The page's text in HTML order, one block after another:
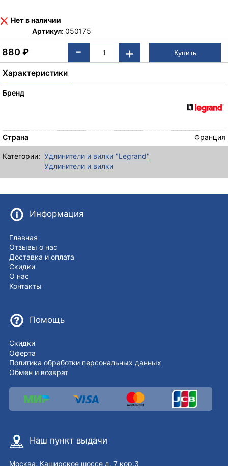
Нет в наличии
Артикул:050175
880₽ - +
Характеристики
Бренд
Страна Франция
Категории: Удлинители и вилки "Legrand"
Удлинители и вилки
Информация
Главная
Отзывы о нас
Доставка и оплата
Скидки
О нас
Контакты
Помощь
Скидки
Оферта
Политика обработки персональных данных
Обмен и возврат
Наш пункт выдачи
Москва, Каширское шоссе д. 7 кор.3